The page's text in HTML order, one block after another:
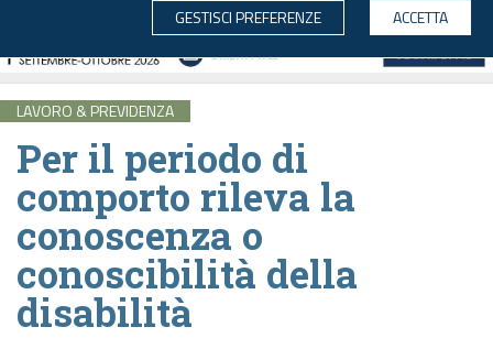
CERCA
LAVORO & PREVIDENZA
Per il periodo di
comporto rileva la
conoscenza o
conoscibilità della
disabilità
GESTISCI PREFERENZE
ACCETTA